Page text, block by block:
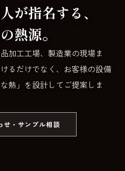
が指名する、
熱源。
加工工場、製造業の現場ま
るだけでなく、 お客様の設備
熱」を設計してご提案しま
せ・サンプル相談